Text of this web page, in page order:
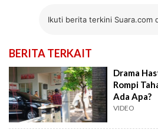
Ikuti berita terkini Suara.com
BERITA TERKAIT
Drama
Rompi
Ada Apa?
VIDEO